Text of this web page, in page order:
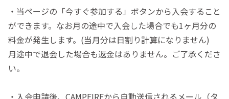
・当ページの「今すぐ参加する」ボタンから入会すること
ができます。なお月の途中で入会した場合でも1ヶ月分の
料金が発生します。(当月分は日割り計算になりません)
月途中で退会した場合も返金はありません。ご了承くださ
い。
・入会申請後、CAMPFIREから自動送信されるメール（タ